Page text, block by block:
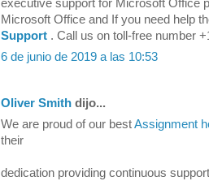
executive support for Microsoft Office
Microsoft Office and If you need help
Support . Call us on toll-free number
6 de junio de 2019 a las 10:53
Oliver Smith dijo...
We are proud of our bestAssignment
their
dedication providing continuous